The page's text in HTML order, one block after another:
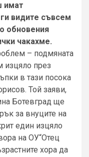
имат
видите съвсем
обновения
чакахме.
– подмяната
изцяло през
в тази посока
Той заяви,
Ботевград ще
за внуците на
един изцяло
на ОУ“Отец
хора да